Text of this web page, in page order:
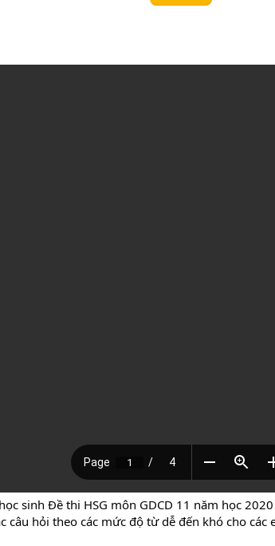
sinh Đề thi HSG môn GDCD 11 năm học
câu hỏi theo các mức độ từ dễ đến khó cho